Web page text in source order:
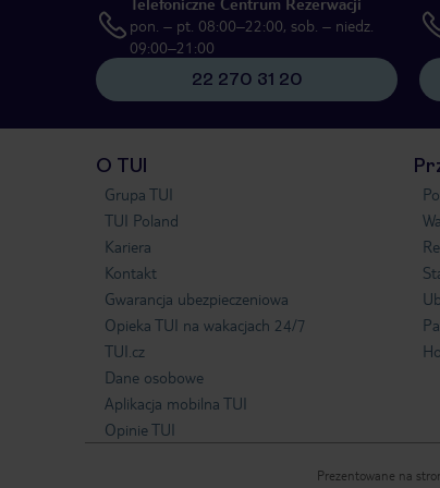
pon. – pt. 08:00–22:00, sob. – niedz.
09:00–21:00
22 270 31 20
O TUI
Grupa TUI
TUI Poland
Kariera
Kontakt
Gwarancja ubezpieczeniowa
Opieka TUI na wakacjach 24/7
TUI.cz
Dane osobowe
Aplikacja mobilna TUI
Opinie TUI
Prezentowane na